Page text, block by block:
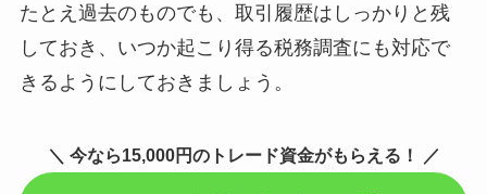
たとえ過去のものでも、取引履歴はしっかりと残
しておき、いつか起こり得る税務調査にも対応で
きるようにしておきましょう。
＼ 今なら15,000円のトレード資金がもらえる！ ／